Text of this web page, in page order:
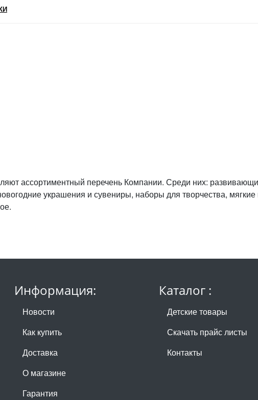
ассортиментный перечень Компании. Среди них:
украшения и сувениры, наборы для творчества,
Информация:
Новости
Как купить
Доставка
О магазине
Гарантия
Каталог :
Детские товары
Скачать прайс листы
Контакты